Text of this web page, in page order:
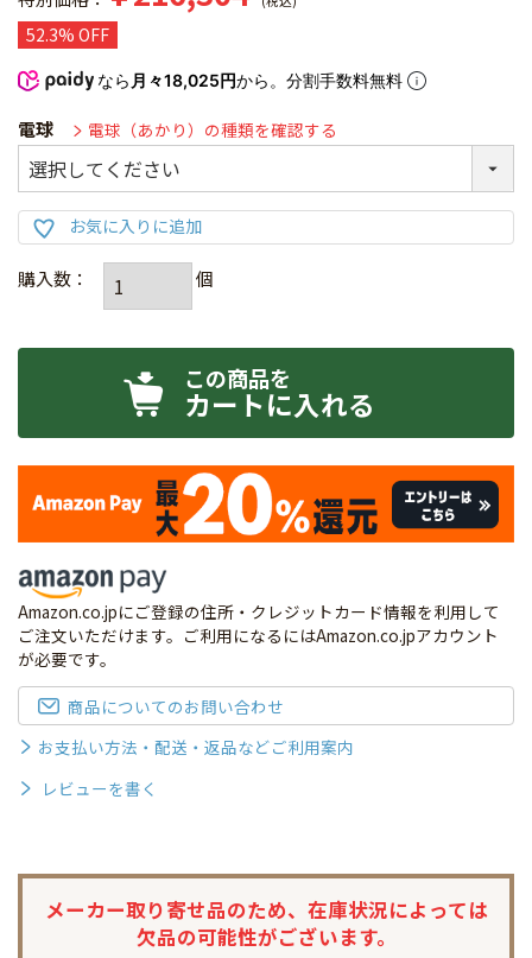
52.3% OFF
なら 月々18,025円から。分割手数料無料
電球 電球（あかり）の種類を確認する
カートに入れる
Amazon.co.jpにご登録の住所・クレジットカード情報を利用して
ご注文いただけます。ご利用になるにはAmazon.co.jpアカウント
が必要です。
商品についてのお問い合わせ
お支払い方法・配送・返品などご利用案内
レビューを書く
メーカー取り寄せ品のため、 在庫状況によっては
欠品の可能性がございます。